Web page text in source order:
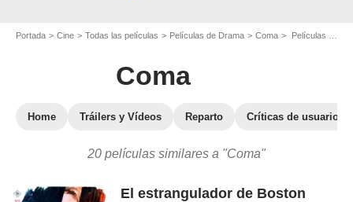
Portada Cine Todas las películas Películas de Drama Coma Películas similares a "Coma"
Coma
Home Tráilers y Vídeos Reparto Críticas de usuarios
20 películas similares a "Coma"
El estrangulador de Boston